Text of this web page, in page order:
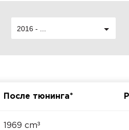
2016 - ...
После тюнинга*
1969 cm³